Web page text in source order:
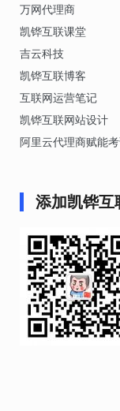
万网代理商
凯铧互联课堂
吉云科技
凯铧互联博客
互联网运营笔记
凯铧互联网站设计
阿里云代理商赋能
添加凯铧互